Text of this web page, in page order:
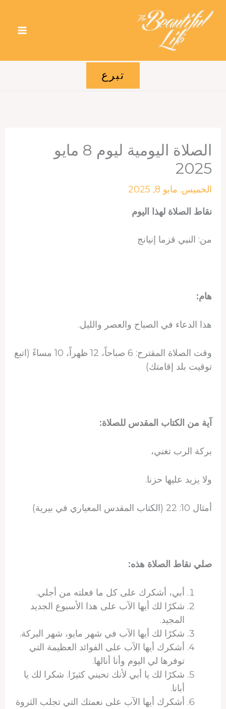
تبرع
الصلاة اليومية ليوم 8 مايو
2025
الخميس. مايو 8, 2025
نقاط الصلاة لهذا اليوم
من: النبي قزما إنيانج
هام:
هذا الدعاء في الصباح والعصر والليل.
وقت الصلاة المقترح: 6 صباحاً، 12 ظهراً، 10 مساءً (اتبع
توقيت بلد إقامتك)
آية من الكتاب المقدس للصلاة:
بركة الرب تغني،
ولا يزيد عليها حزنا.
أمثال 10: 22 (الكتاب المقدس المعياري في بيرية)
صلي نقاط الصلاة هذه:
أبي، أشكرك على كل ما فعلته من أجلي.
شكرًا لك أيها الآب على هذا الأسبوع الجديد
المجيد.
شكرًا لك أيها الآب في شهر مايو، شهر البركة.
أشكرك أيها الآب على الفوائد العظيمة التي
توفرها لي اليوم وأنا أنالها.
شكرًا لك يا أبي لأنك تحبني كثيرًا. شكرا لك يا
أبانا.
أشكرك أيها الآب على نعمتك التي تجلب الثروة